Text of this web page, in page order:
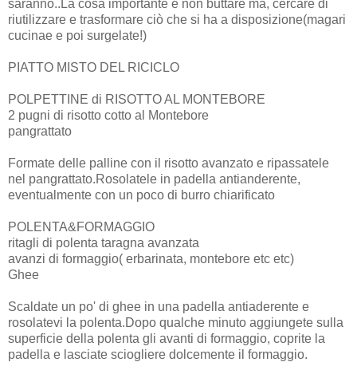
saranno..La cosa importante è non buttare ma, cercare di
riutilizzare e trasformare ciò che si ha a disposizione(magari
cucinae e poi surgelate!)
PIATTO MISTO DEL RICICLO
POLPETTINE di RISOTTO AL MONTEBORE
2 pugni di risotto cotto al Montebore
pangrattato
Formate delle palline con il risotto avanzato e ripassatele
nel pangrattato.Rosolatele in padella antianderente,
eventualmente con un poco di burro chiarificato
POLENTA&FORMAGGIO
ritagli di polenta taragna avanzata
avanzi di formaggio( erbarinata, montebore etc etc)
Ghee
Scaldate un po' di ghee in una padella antiaderente e
rosolatevi la polenta.Dopo qualche minuto aggiungete sulla
superficie della polenta gli avanti di formaggio, coprite la
padella e lasciate sciogliere dolcemente il formaggio.